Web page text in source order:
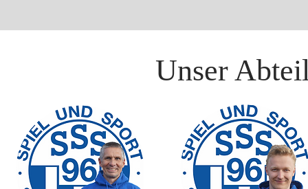
Unser